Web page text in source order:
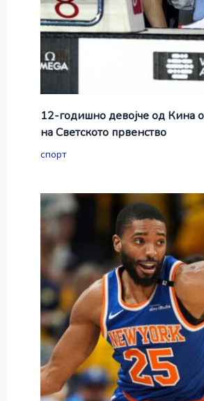
12-годишно девојче од Кина
на Светското првенство
спорт